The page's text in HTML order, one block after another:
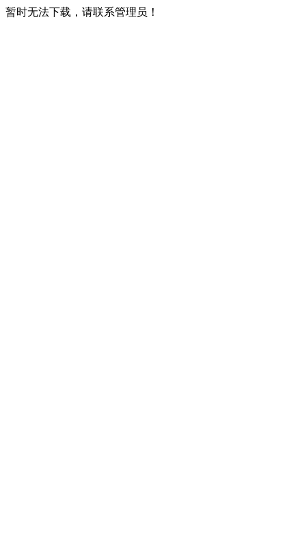
暂时无法下载，请联系管理员！